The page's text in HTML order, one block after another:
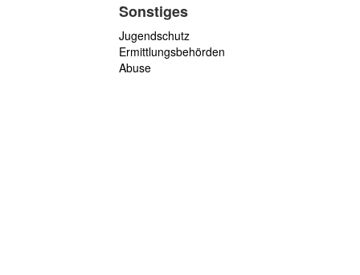
Sonstiges
Jugendschutz
Ermittlungsbehörden
Abuse